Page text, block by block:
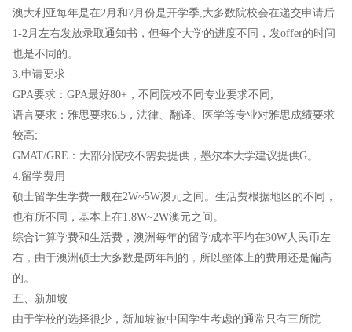
澳大利亚每年是在2月和7月份是开学季,大多数院校会在递交申请后
1-2月左右发放录取通知书，但每个大学的进度不同，发offer的时间
也是不同的。
3.申请要求
GPA要求：GPA最好80+，不同院校不同专业要求不同;
语言要求：雅思要求6.5，法律、翻译、医学等专业对雅思成绩要求
较高;
GMAT/GRE：大部分院校不需要提供，墨尔本大学建议提供G。
4.留学费用
硕士留学生学费一般在2W~5W澳元之间。生活费根据地区的不同，
也有所不同，基本上在1.8W~2W澳元之间。
综合计算学费和生活费，澳洲每年的留学成本平均在30W人民币左
右，由于澳洲硕士大多数是两年制的，所以整体上的费用还是偏高
的。
五、新加坡
由于学校的选择很少，新加坡被中国学生考虑的通常只有三所院